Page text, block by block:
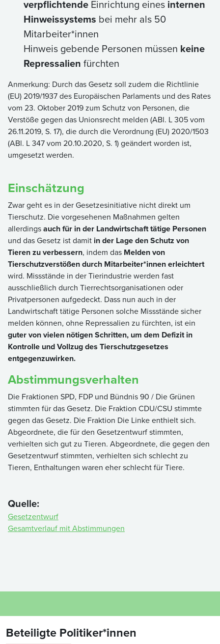
verpflichtende Einrichtung eines internen
Hinweissystems bei mehr als 50
Mitarbeiter*innen
Hinweis gebende Personen müssen keine
Repressalien fürchten
Anmerkung: Durch das Gesetz soll zudem die Richtlinie
(EU) 2019/1937 des Europäischen Parlaments und des Rates
vom 23. Oktober 2019 zum Schutz von Personen, die
Verstöße gegen das Unionsrecht melden (ABl. L 305 vom
26.11.2019, S. 17), die durch die Verordnung (EU) 2020/1503
(ABl. L 347 vom 20.10.2020, S. 1) geändert worden ist,
umgesetzt werden.
Einschätzung
Zwar geht es in der Gesetzesinitiative nicht direkt um
Tierschutz. Die vorgesehenen Maßnahmen gelten
allerdingsauch für in der Landwirtschaft tätige Personen
und das Gesetz ist damit in der Lage den Schutz von
Tieren zu verbessern, indem das Melden von
Tierschutzverstößen durch Mitarbeiter*innen erleichtert
wird. Missstände in der Tierindustrie werden fast
ausschließlich durch Tierrechtsorganisationen oder
Privatpersonen aufgedeckt. Dass nun auch in der
Landwirtschaft tätige Personen solche Missstände sicher
melden können, ohne Repressalien zu fürchten, ist ein
guter von vielen nötigen Schritten, um dem Defizit in
Kontrolle und Vollzug des Tierschutzgesetzes
entgegenzuwirken.
Abstimmungsverhalten
Die Fraktionen SPD, FDP und Bündnis 90 / Die Grünen
stimmten für das Gesetz. Die Fraktion CDU/CSU stimmte
gegen das Gesetz. Die Fraktion Die Linke enthielt sich.
Abgeordnete, die für den Gesetzentwurf stimmten,
verhielten sich gut zu Tieren. Abgeordnete, die gegen den
Gesetzentwurf stimmten, verhielten sich schlecht zu
Tieren, Enthaltungen waren eher schlecht für Tiere.
Quelle:
Gesetzentwurf
Gesamtverlauf mit Abstimmungen
Beteiligte Politiker*innen